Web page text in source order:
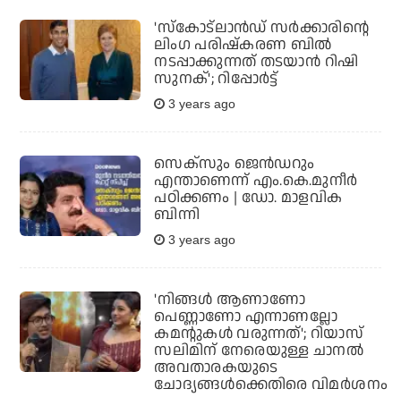
'സ്‌കോട്‌ലാന്‍ഡ് സര്‍ക്കാരിന്റെ
ലിംഗ പരിഷ്‌കരണ ബില്‍
നടപ്പാക്കുന്നത് തടയാന്‍ റിഷി
സുനക്'; റിപ്പോര്‍ട്ട്
3 years ago
സെക്‌സും ജെന്‍ഡറും
എന്താണെന്ന് എം.കെ.മുനീര്‍
പഠിക്കണം | ഡോ. മാളവിക
ബിന്നി
3 years ago
'നിങ്ങള്‍ ആണാണോ
പെണ്ണാണോ എന്നാണല്ലോ
കമന്റുകള്‍ വരുന്നത്'; റിയാസ്
സലിമിന് നേരെയുള്ള ചാനല്‍
അവതാരകയുടെ
ചോദ്യങ്ങള്‍ക്കെതിരെ വിമര്‍ശനം